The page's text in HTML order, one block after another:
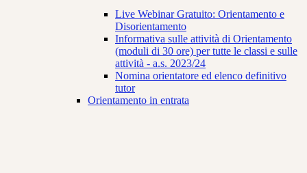
Live Webinar Gratuito: Orientamento e
Disorientamento
Informativa sulle attività di Orientamento
(moduli di 30 ore) per tutte le classi e sulle
attività - a.s. 2023/24
Nomina orientatore ed elenco definitivo
tutor
Orientamento in entrata